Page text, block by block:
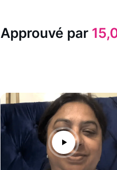
Approuvé par